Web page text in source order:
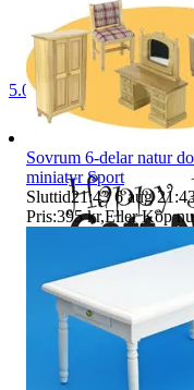
5.0
Sovrum 6-delar natur
miniatyr Sport
Sluttid21:43 6 aug
Pris:395 kr,Eller Köp nu